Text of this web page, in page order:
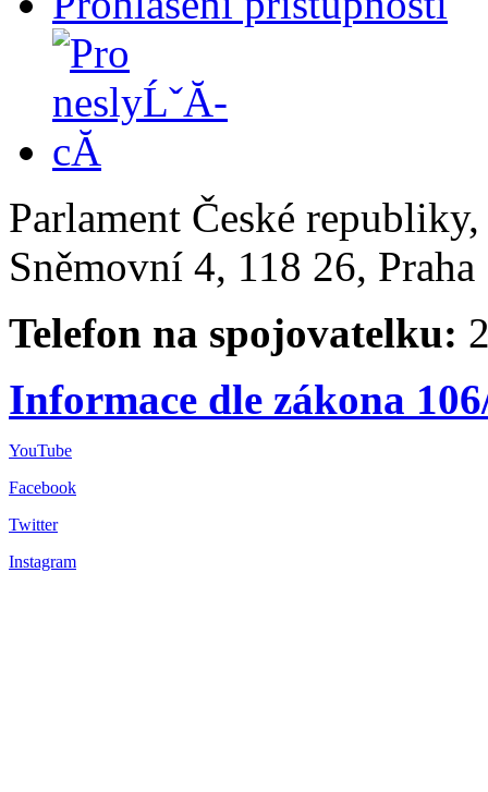
Parlament České
Sněmovní 4, 118 26,
Telefon na spojovatelku:
Informace dle zákona
YouTube
Facebook
Twitter
Instagram